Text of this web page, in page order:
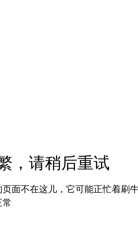
，请稍后重试
面不在这儿，它可能正忙着刷
常